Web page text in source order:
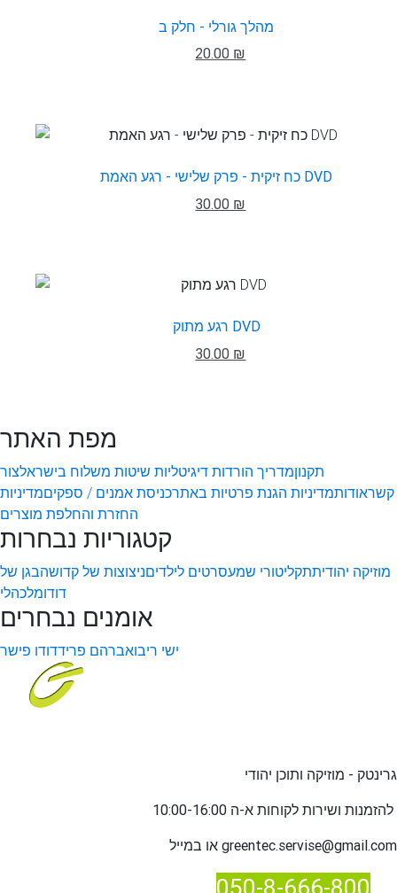
מהלך גורלי - חלק ב
20.00 ₪
כח זיקית - פרק שלישי - רגע האמת DVD
30.00 ₪
רגע מתוק DVD
30.00 ₪
מפת האתר
תקנוןמדריך הורדות דיגיטליות שיטות משלוח בישראלצור
קשראודותמדיניות הגנת פרטיות באתרכניסת אמנים / ספקיםמדיניות
החזרת והחלפת מוצרים
קטגוריות נבחרות
מוזיקה יהודיתתקליטורי שמעסרטים לילדיםניצוצות של קדושהבגן של
דודומלכהלי
אומנים נבחרים
ישי ריבואברהם פרידדודו פישר
גרינטק - מוזיקה ותוכן יהודי
להזמנות ו
greentec.servise@gmail.com
050-8-666-800